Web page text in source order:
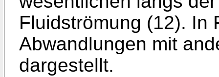
Fluidströmung (12). In
Abwandlungen mit
dargestellt.